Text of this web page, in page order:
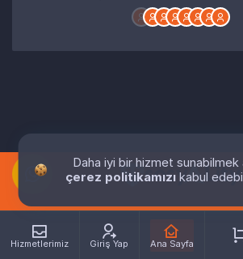
Hizmetlerimiz Giriş Yap Ana Sayfa
Daha iyi bir hizmet sunabilmek
çerez politikamızı kabul